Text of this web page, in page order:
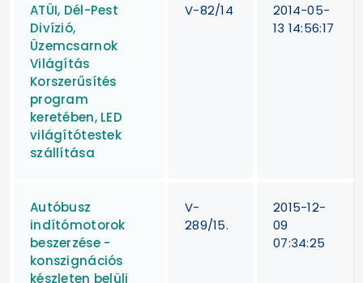
ATÜI, Dél-Pest
Divízió,
Üzemcsarnok
Világítás
Korszerűsítés
program
keretében, LED
világítótestek
szállítása
V-82/14
2014-05-
13 14:56:17
Autóbusz
indítómotorok
beszerzése -
konszignációs
készleten belüli
V-
289/15.
2015-12-
09
07:34:25